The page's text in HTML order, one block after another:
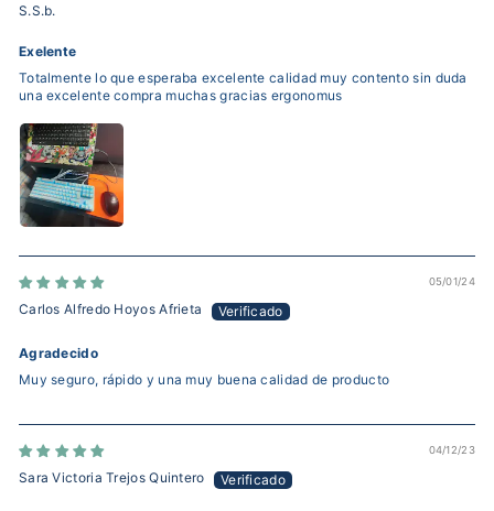
S.S.b.
Exelente
Totalmente lo que esperaba excelente calidad muy contento sin duda
una excelente compra muchas gracias ergonomus
05/01/24
Carlos Alfredo Hoyos Afrieta
Agradecido
Muy seguro, rápido y una muy buena calidad de producto
04/12/23
Sara Victoria Trejos Quintero